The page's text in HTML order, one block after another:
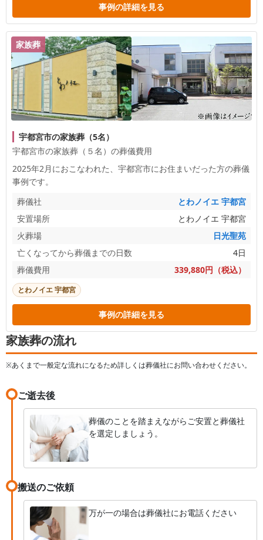
事例の詳細を見る
家族葬
宇都宮市の家族葬（5名）
宇都宮市の家族葬（５名）の葬儀費用
2025年2月におこなわれた、 宇都宮市にお住まいだった方の葬儀
事例です。
葬儀社
とわノイエ 宇都宮
安置場所
とわノイエ 宇都宮
火葬場
日光聖苑
亡くなってから葬儀までの日数
4日
葬儀費用
339,880円（税込）
とわノイエ 宇都宮
事例の詳細を見る
家族葬の流れ
※あくまで一般定な流れになるため詳しくは葬儀社にお問い合わせください。
ご逝去後
葬儀のことを踏まえながらご安置と葬儀社
を選定しましょう。
搬送のご依頼
万が一の場合は葬儀社にお電話ください